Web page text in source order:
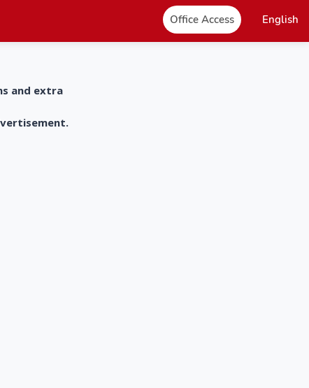
Office Access English
and extra